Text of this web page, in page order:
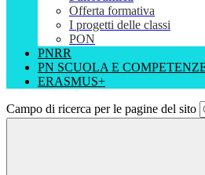
Offerta formativa
I progetti delle classi
PON
PNRR
PN SCUOLA E
ERASMUS+
Campo di ricerca per le pagine del sito